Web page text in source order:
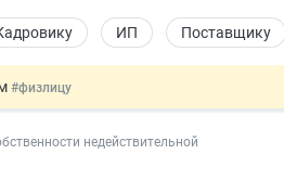
ИП Поставщику
#физлицу
россиян для обучения ИИ
недействительной